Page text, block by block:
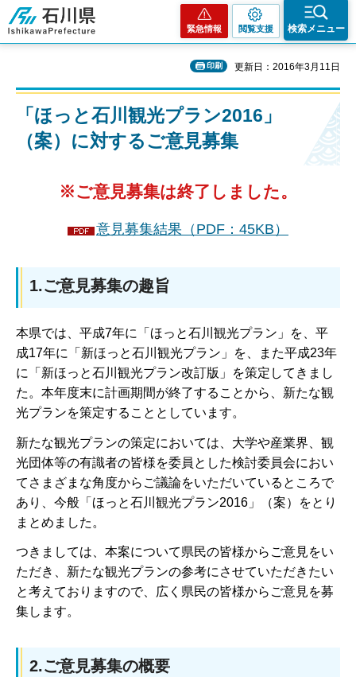
石川県
緊急情報 閲覧支援 検索メニュー
印刷 更新日：2016年3月11日
「ほっと石川観光プラン2016」
（案）に対するご意見募集
※ご意見募集は終了しました。
意見募集結果（PDF：45KB）
1.ご意見募集の趣旨
本県では、平成7年に「ほっと石川観光プラン」を、平
成17年に「新ほっと石川観光プラン」を、また平成23年
に「新ほっと石川観光プラン改訂版」を策定してきまし
た。本年度末に計画期間が終了することから、新たな観
光プランを策定することとしています。
新たな観光プランの策定においては、大学や産業界、観
光団体等の有識者の皆様を委員とした検討委員会におい
てさまざまな角度からご議論をいただいているところで
あり、今般「ほっと石川観光プラン2016」（案）をとり
まとめました。
つきましては、本案について県民の皆様からご意見をい
ただき、新たな観光プランの参考にさせていただきたい
と考えておりますので、広く県民の皆様からご意見を募
集します。
2.ご意見募集の概要